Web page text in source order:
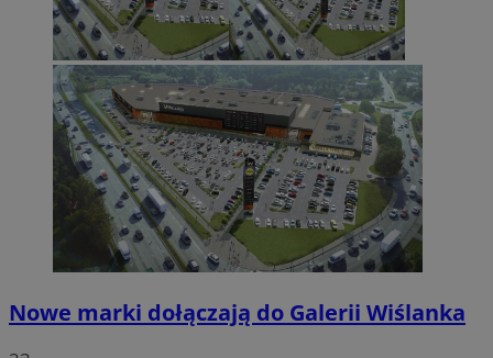
Nowe marki dołączają do Galerii Wiślanka